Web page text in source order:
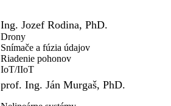
Ing. Jozef Rodina, PhD.
Drony
Snímače a fúzia údajov
Riadenie pohonov
IoT/IIoT
prof. Ing. Ján Murgaš, PhD.